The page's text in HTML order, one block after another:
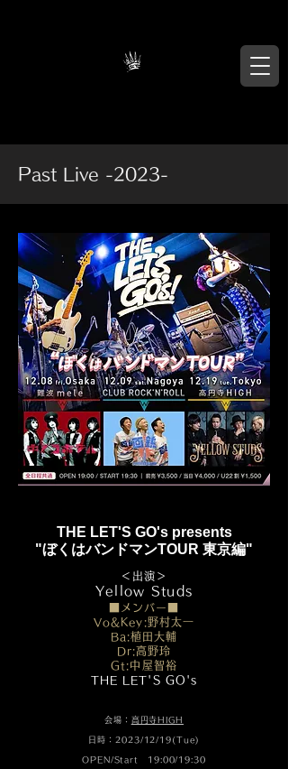
Past Live -2023-
THE LET'S GO's presents
"ぼくはバンドマンTOUR 東京編"
＜出演＞
​Yellow Studs
■メンバー■
Vo&Key:野村太一
Ba:植田大輔
Dr:高野玲
Gt:中屋智裕
THE LET'S GO's
会場： 高円寺HIGH
日時：2023/12/19(Tue)
OPEN/Start 19:00/19:30